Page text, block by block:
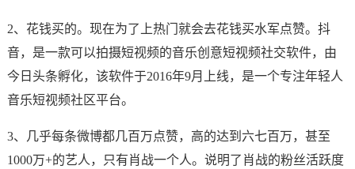
2、花钱买的。现在为了上热门就会去花钱买水军点赞。抖
音，是一款可以拍摄短视频的音乐创意短视频社交软件，由
今日头条孵化，该软件于2016年9月上线，是一个专注年轻人
音乐短视频社区平台。
3、几乎每条微博都几百万点赞，高的达到六七百万，甚至
1000万+的艺人，只有肖战一个人。说明了肖战的粉丝活跃度